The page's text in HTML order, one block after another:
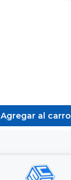
Agregar al carro